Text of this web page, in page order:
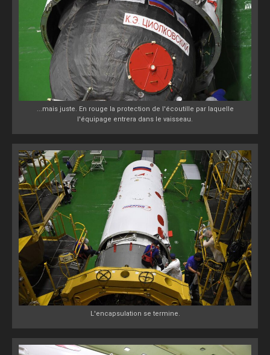
...mais juste. En rouge la protection de l'écoutille par laquelle
l'équipage entrera dans le vaisseau.
L'encapsulation se termine.